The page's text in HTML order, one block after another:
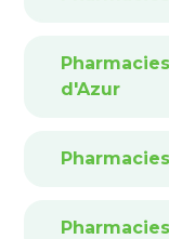
d'Azur